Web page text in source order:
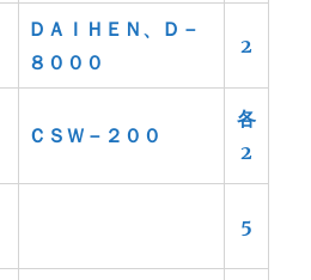
ＤＡＩＨＥＮ、Ｄ－
８０００
2
ＣＳＷ－２００
各
2
5